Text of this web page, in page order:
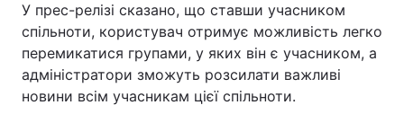
У прес-релізі сказано, що ставши учасником
спільноти, користувач отримує можливість легко
перемикатися групами, у яких він є учасником, а
адміністратори зможуть розсилати важливі
новини всім учасникам цієї спільноти.